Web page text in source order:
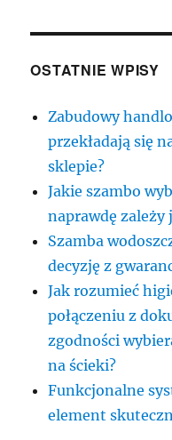
OSTATNIE WPISY
Zabudowy
przekładają się
sklepie?
Jakie szambo
naprawdę zależy
Szamba
decyzję z
Jak rozumieć
połączeniu z
zgodności
na ścieki?
Funkcjonalne
element